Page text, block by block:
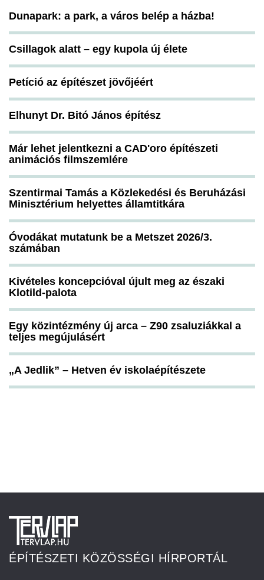
Dunapark: a park, a város belép a házba!
Csillagok alatt – egy kupola új élete
Petíció az építészet jövőjéért
Elhunyt Dr. Bitó János építész
Már lehet jelentkezni a CAD'oro építészeti
animációs filmszemlére
Szentirmai Tamás a Közlekedési és Beruházási
Minisztérium helyettes államtitkára
Óvodákat mutatunk be a Metszet 2026/3.
számában
Kivételes koncepcióval újult meg az északi
Klotild-palota
Egy közintézmény új arca – Z90 zsaluziákkal a
teljes megújulásért
„A Jedlik” – Hetven év iskolaépítészete
ÉPÍTÉSZETI KÖZÖSSÉGI HÍRPORTÁL